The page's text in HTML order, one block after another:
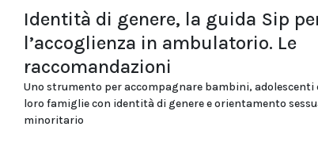
Identità di genere, la guida Sip
l’accoglienza in ambulatorio. Le
raccomandazioni
Uno strumento per accompagnare bambini, adolescenti
loro famiglie con identità di genere e orientamento
minoritario